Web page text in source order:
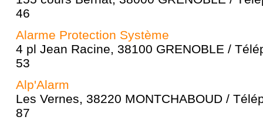
46
Alarme Protection Système
4 pl Jean Racine, 38100 GRENOBLE /
53
Alp'Alarm
Les Vernes, 38220 MONTCHABOUD /
87